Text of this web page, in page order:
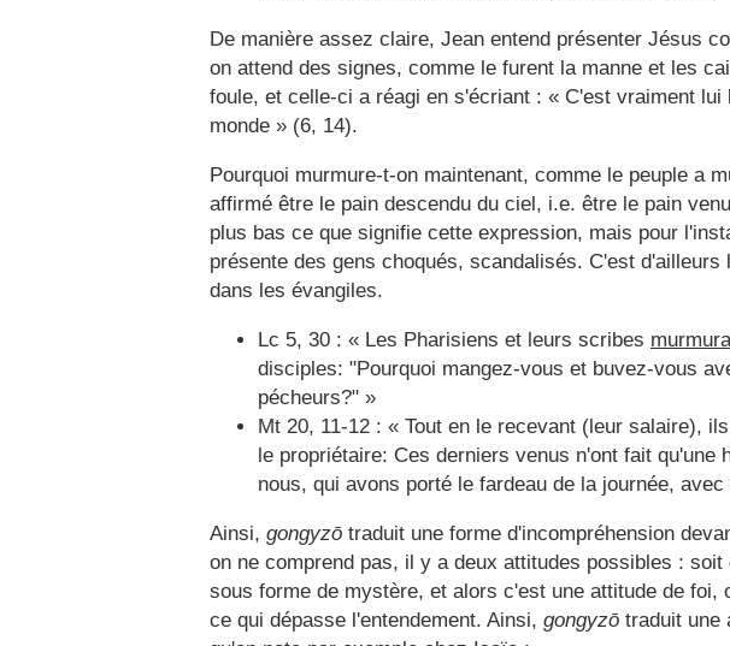
De manière assez claire, Jean entend présenter Jésus
on attend des signes, comme le furent la manne et les
foule, et celle-ci a réagi en s'écriant : « C'est vraiment
monde » (6, 14).
Pourquoi murmure-t-on maintenant, comme le peuple a
affirmé être le pain descendu du ciel, i.e. être le pain
plus bas ce que signifie cette expression, mais pour
présente des gens choqués, scandalisés. C'est d'ailleurs
dans les évangiles.
Lc 5, 30 : « Les Pharisiens et leurs scribes
disciples: "Pourquoi mangez-vous et buvez-vous
pécheurs?" »
Mt 20, 11-12 : « Tout en le recevant (leur salaire), ils
le propriétaire: Ces derniers venus n'ont fait qu'une
nous, qui avons porté le fardeau de la journée,
Ainsi, gongyzō traduit une forme d'incompréhension
on ne comprend pas, il y a deux attitudes possibles :
sous forme de mystère, et alors c'est une attitude de foi,
ce qui dépasse l'entendement. Ainsi, gongyzō traduit une